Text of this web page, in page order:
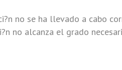
no se ha llevado a cabo
no alcanza el grado